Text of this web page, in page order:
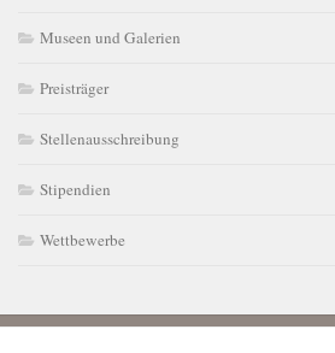
Museen und Galerien
Preisträger
Stellenausschreibung
Stipendien
Wettbewerbe